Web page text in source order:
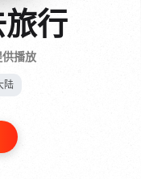
行
播放
陆